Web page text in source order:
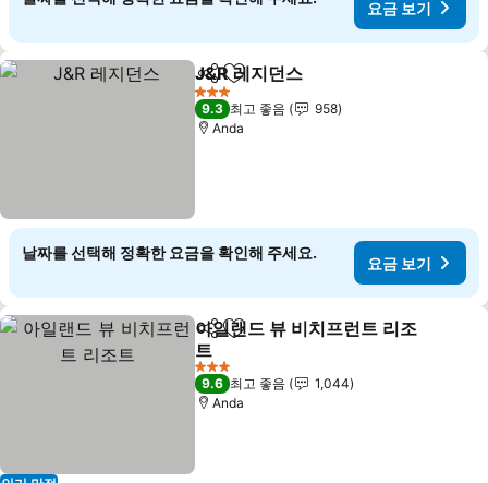
요금 보기
공유 즐겨찾기에 추가
J&R 레지던스
3 성급
9.3 최고 좋음
958
Anda
날짜를 선택해 정확한 요금을 확인해 주세요.
요금 보기
공유 즐겨찾기에 추가
아일랜드 뷰 비치프런트 리조
트
요금 보기
3 성급
9.6 최고 좋음
1,044
Anda